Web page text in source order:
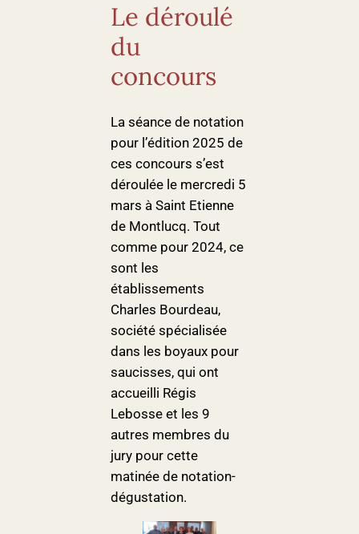
Le déroulé
du
concours
La séance de notation
pour l’édition 2025 de
ces concours s’est
déroulée le mercredi 5
mars à Saint Etienne
de Montlucq. Tout
comme pour 2024, ce
sont les
établissements
Charles Bourdeau,
société spécialisée
dans les boyaux pour
saucisses, qui ont
accueilli Régis
Lebosse et les 9
autres membres du
jury pour cette
matinée de notation-
dégustation.